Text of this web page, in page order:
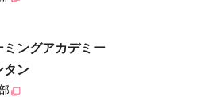
ングアカデミー
タン